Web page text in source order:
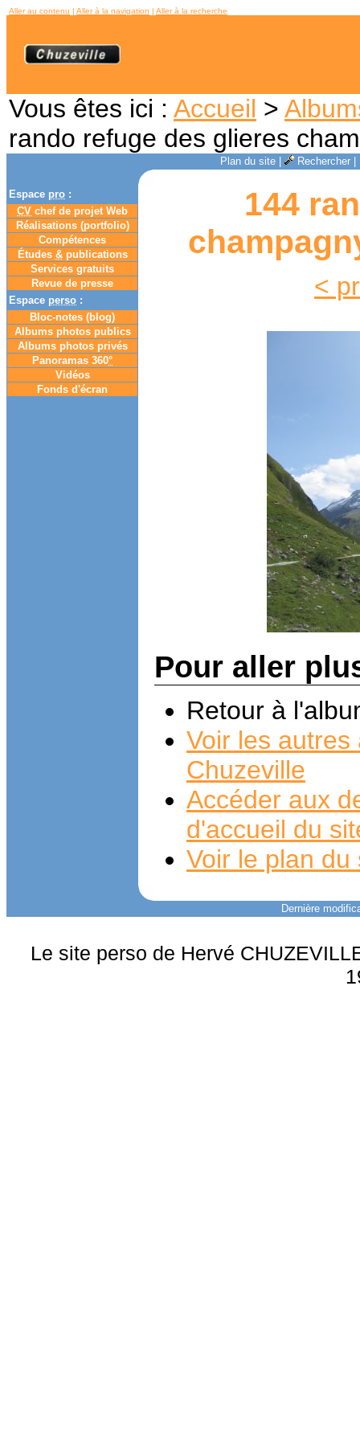
Aller au contenu | Aller à la navigation | Aller à la recherche
Vous êtes ici : Accueil >
rando refuge des glieres
Plan du site| Rechercher|
Espace pro :
CV chef de projet Web
Réalisations (portfolio)
Compétences
Études &publications
Services gratuits
Revue de presse
Espace perso :
Bloc-notes (blog)
Albums photos publics
Albums photos privés
Panoramas 360°
Vidéos
Fonds d'écran
144
<
Pour aller
Retour à
Voir les
Chuzeville
Accéder aux
d'accueil du
Voir le plan du
Dernière
Le site perso de Hervé